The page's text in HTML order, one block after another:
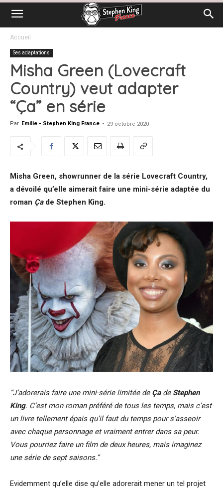
Accueil
Ses adaptations
Misha Green (Lovecraft
Country) veut adapter
“Ça” en série
Par Emilie - Stephen King France - 29 octobre 2020
Misha Green, showrunner de la série Lovecraft Country,
a dévoilé qu’elle aimerait faire une mini-série adaptée du
roman Çade Stephen King.
“J’adorerais faire une mini-série limitée de Çade Stephen
King. C’est mon roman préféré de tous les temps, mais c’est
un livre tellement épais qu’il faut du temps pour s’asseoir
avec chaque personnage et vraiment entrer dans sa peur.
Vous pourriez faire un film de deux heures, mais imaginez
une série de sept saisons.”
Evidemment qu’elle dise qu’elle adorerait mener un tel projet